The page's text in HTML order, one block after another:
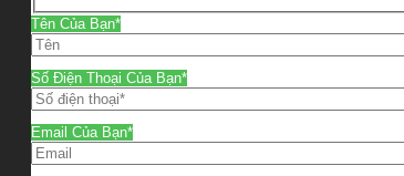
Tên Của Bạn*
Số Điện Thoại Của Bạn*
Email Của Bạn*